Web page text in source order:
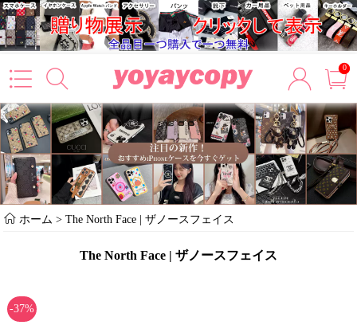
0
ホーム >The North Face | ザノースフェイス
The North Face | ザノースフェイス
-37%